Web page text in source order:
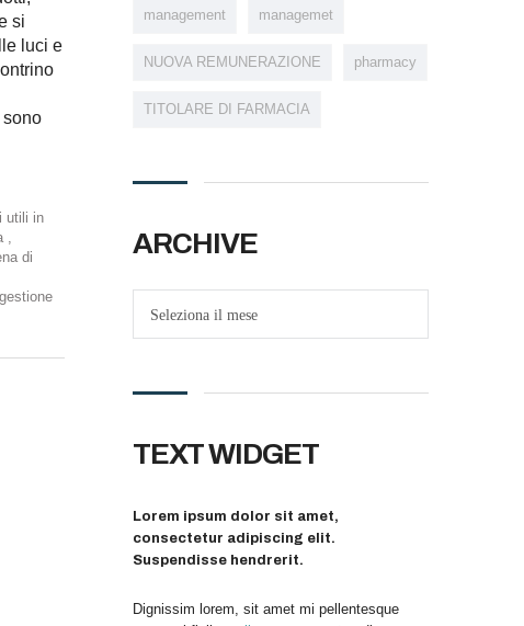
si
luci e
sono
utili in
,
di
gestione
management managemet
NUOVA REMUNERAZIONE pharmacy
TITOLARE DI FARMACIA
ARCHIVE
Seleziona il mese
TEXT WIDGET
Lorem ipsum dolor sit amet,
consectetur adipiscing elit.
Suspendisse hendrerit.
Dignissim lorem, sit amet mi pellentesque